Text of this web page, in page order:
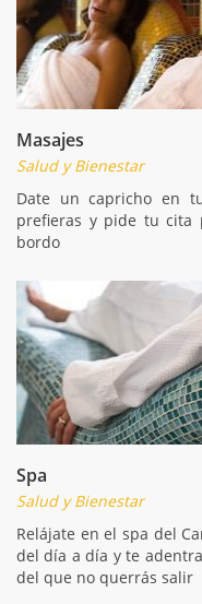
Masajes
Salud y Bienestar
Date un capricho en
prefieras y pide tu cita
bordo
Spa
Salud y Bienestar
Relájate en el spa del
del día a día y te
del que no querrás salir